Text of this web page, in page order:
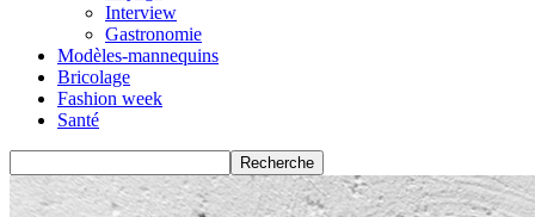
Interview
Gastronomie
Modèles-mannequins
Bricolage
Fashion week
Santé